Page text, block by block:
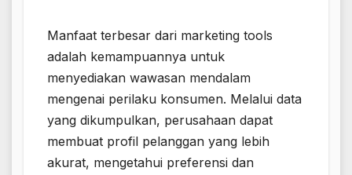
Manfaat terbesar dari marketing tools
adalah kemampuannya untuk
menyediakan wawasan mendalam
mengenai perilaku konsumen. Melalui data
yang dikumpulkan, perusahaan dapat
membuat profil pelanggan yang lebih
akurat, mengetahui preferensi dan